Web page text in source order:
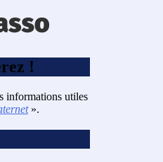
!
informations utiles
».